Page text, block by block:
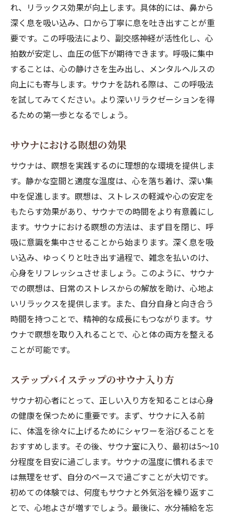
れ、リラックス効果が向上します。具体的には、鼻から
深く息を吸い込み、口から丁寧に息を吐き出すことが重
要です。この呼吸法により、副交感神経が活性化し、心
拍数が安定し、血圧の低下が期待できます。呼吸に集中
することは、心の静けさを生み出し、メンタルヘルスの
向上にも寄与します。サウナを訪れる際は、この呼吸法
を試してみてください。より深いリラクゼーションを得
るための第一歩となるでしょう。
サウナにおける瞑想の効果
サウナは、瞑想を実践するのに理想的な環境を提供しま
す。静かな空間と適度な温度は、心を落ち着け、深い集
中を促進します。瞑想は、ストレスの軽減や心の安定を
もたらす効果があり、サウナでの時間をより有意義にし
ます。サウナにおける瞑想の方法は、まず目を閉じ、呼
吸に意識を集中させることから始まります。深く息を吸
い込み、ゆっくりと吐き出す過程で、雑念を払いのけ、
心身をリフレッシュさせましょう。このように、サウナ
での瞑想は、日常のストレスからの解放を助け、心地よ
いリラックスを提供します。また、自分自身と向き合う
時間を持つことで、精神的な成長にもつながります。サ
ウナで瞑想を取り入れることで、心と体の両方を整える
ことが可能です。
ステップバイステップのサウナ入り方
サウナ初心者にとって、正しい入り方を知ることは心身
の健康を保つために重要です。まず、サウナに入る前
に、体温を徐々に上げるためにシャワーを浴びることを
おすすめします。その後、サウナ室に入り、最初は5〜10
分程度を目安に過ごします。サウナの温度に慣れるまで
は無理をせず、自分のペースで過ごすことが大切です。
初めての体験では、何度もサウナと外気浴を繰り返すこ
とで、心地よさが増すでしょう。最後に、水分補給を忘